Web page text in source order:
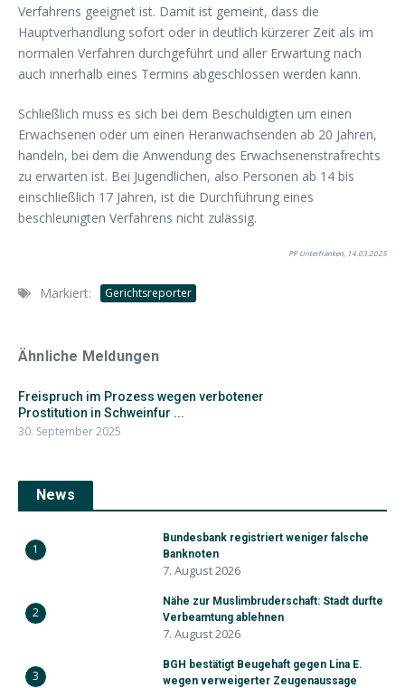
Verfahrens geeignet ist. Damit ist gemeint, dass die
Hauptverhandlung sofort oder in deutlich kürzerer Zeit als im
normalen Verfahren durchgeführt und aller Erwartung nach
auch innerhalb eines Termins abgeschlossen werden kann.
Schließlich muss es sich bei dem Beschuldigten um einen
Erwachsenen oder um einen Heranwachsenden ab 20 Jahren,
handeln, bei dem die Anwendung des Erwachsenenstrafrechts
zu erwarten ist. Bei Jugendlichen, also Personen ab 14 bis
einschließlich 17 Jahren, ist die Durchführung eines
beschleunigten Verfahrens nicht zulässig.
PP Unterfranken, 14.03.2025
Markiert: Gerichtsreporter
Ähnliche Meldungen
Freispruch im Prozess wegen verbotener
Prostitution in Schweinfur ...
30. September 2025
News
1
Bundesbank registriert weniger falsche
Banknoten
7. August 2026
2
Nähe zur Muslimbruderschaft: Stadt durfte
Verbeamtung ablehnen
7. August 2026
3
BGH bestätigt Beugehaft gegen Lina E.
wegen verweigerter Zeugenaussage